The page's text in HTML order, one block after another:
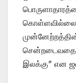
சென்றடைவதை
இலக்கு” என